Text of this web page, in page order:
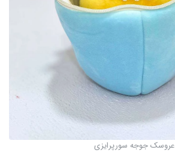
عروسک جوجه سورپرایزی